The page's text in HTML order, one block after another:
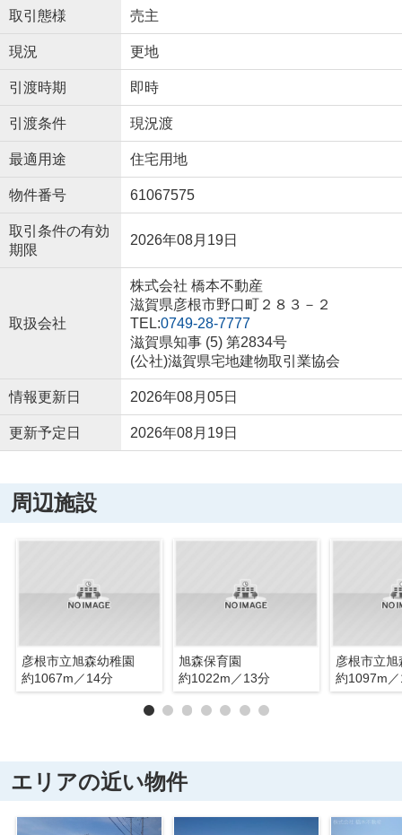
取引態様 売主
現況 更地
引渡時期 即時
引渡条件 現況渡
最適用途 住宅用地
物件番号 61067575
取引条件の有効
期限
2026年08月19日
取扱会社
株式会社 橋本不動産
滋賀県彦根市野口町２８３－２
TEL:0749-28-7777
滋賀県知事 (5) 第2834号
(公社)滋賀県宅地建物取引業協会
情報更新日 2026年08月05日
更新予定日 2026年08月19日
周辺施設
彦根市立旭森幼稚園
約1067m／14分
旭森保育園
約1022m／13分
彦根市立旭
約1097m
エリアの近い物件